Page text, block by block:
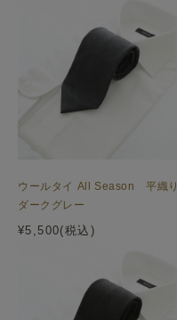
ウールタイ All Season 平織り
ダークグレー
¥5,500(税込)